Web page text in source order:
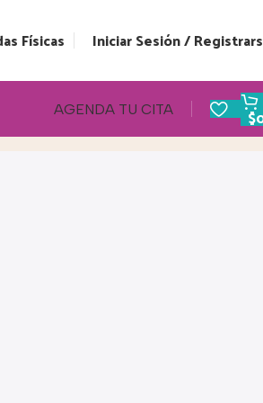
Físicas Iniciar Sesión /
AGENDA TU CITA $